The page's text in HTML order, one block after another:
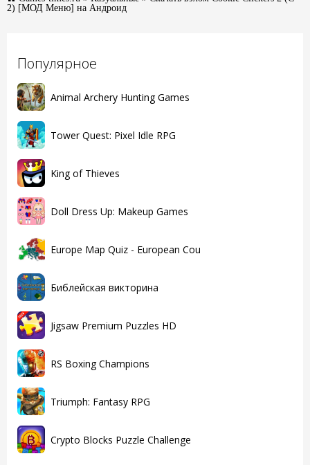
Популярное
Animal Archery Hunting Games
Tower Quest: Pixel Idle RPG
King of Thieves
Doll Dress Up: Makeup Games
Europe Map Quiz - European Cou
Библейская викторина
Jigsaw Premium Puzzles HD
RS Boxing Champions
Triumph: Fantasy RPG
Crypto Blocks Puzzle Challenge
2) [МОД Меню] на Андроид